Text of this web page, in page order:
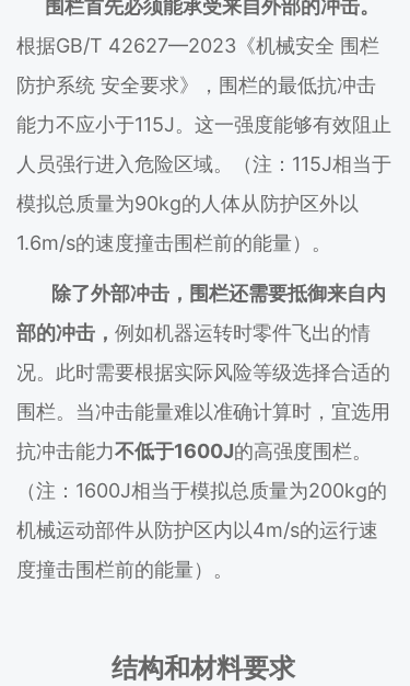
围栏首先必须能承受来自外部的冲击。
根据GB/T 42627—2023《机械安全 围栏
防护系统 安全要求》，围栏的最低抗冲击
能力不应小于115J。这一强度能够有效阻止
人员强行进入危险区域。（注：115J相当于
模拟总质量为90kg的人体从防护区外以
1.6m/s的速度撞击围栏前的能量）。
除了外部冲击，围栏还需要抵御来自内
部的冲击， 例如机器运转时零件飞出的情
况。此时需要根据实际风险等级选择合适的
围栏。当冲击能量难以准确计算时，宜选用
抗冲击能力不低于1600J的高强度围栏。
（注：1600J相当于模拟总质量为200kg的
机械运动部件从防护区内以4m/s的运行速
度撞击围栏前的能量）。
结构和材料要求